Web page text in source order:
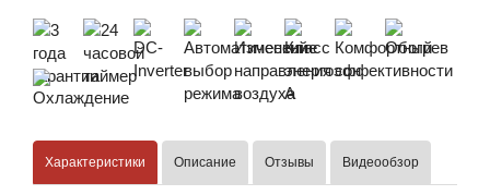
Характеристики Описание Отзывы Видеообзор